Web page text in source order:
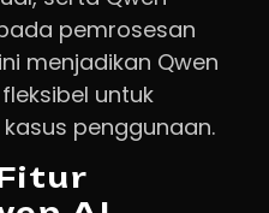
pemrosesan
menjadikan Qwen
untuk
penggunaan.